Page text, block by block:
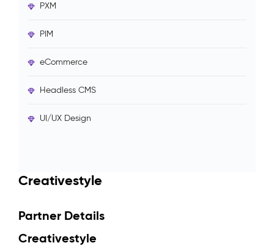
PXM
PIM
eCommerce
Headless CMS
UI/UX Design
Creativestyle
Partner Details
Creativestyle